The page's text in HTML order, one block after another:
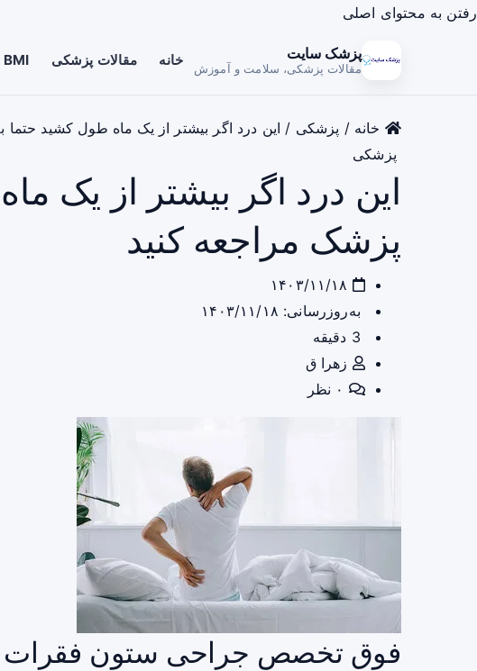
رفتن به محتوای اصلی
پزشک سایت
مقالات پزشکی، سلامت و آموزش خانه مقالات پزشکی BMI
خانه / پزشکی / این درد اگر بیشتر از یک ماه طول کشید حتما
پزشکی
این درد اگر بیشتر از یک
پزشک مراجعه کنید
به‌روزرسانی: ۱۴۰۳/۱۱/۱۸
زهرا ق
فوق تخصص جراحی ستون فقرات